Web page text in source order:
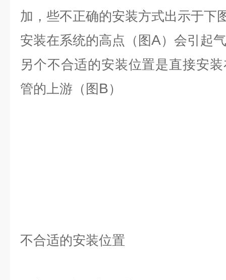
加，些不正确的安装方式出示于下
安装在系统的高点（图A）会引起
另个不合适的安装位置是直接安
管的上游（图 B）
不合适的安装位置